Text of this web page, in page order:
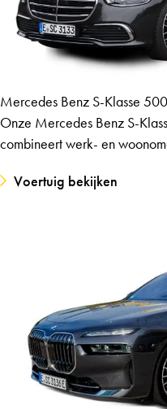
Mercedes Benz S-Klasse 500
Onze Mercedes Benz S-
combineert werk- en
Voertuig bekijken